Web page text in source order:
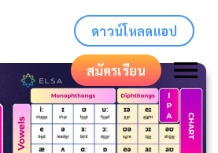
ดาวน์โหลดแอป
สมัครเรียน